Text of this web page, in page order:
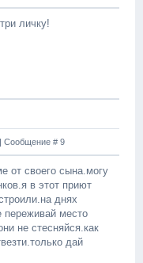
личку!
Сообщение # 9
от своего сына.могу
в этот приют
днях
переживай место
не стесняйся.как
дай